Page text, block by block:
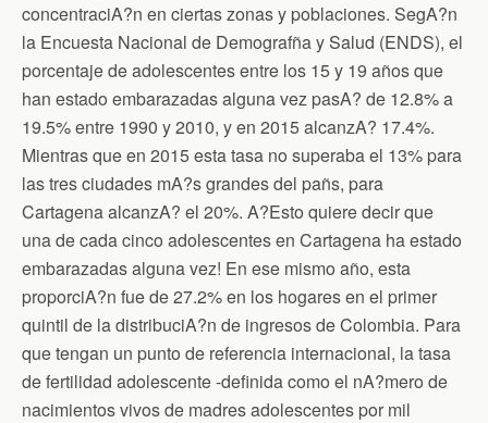
concentraciA?n en ciertas zonas y poblaciones. SegA?n
la Encuesta Nacional de Demografña y Salud (ENDS), el
porcentaje de adolescentes entre los 15 y 19 años que
han estado embarazadas alguna vez pasA? de 12.8% a
19.5% entre 1990 y 2010, y en 2015 alcanzA? 17.4%.
Mientras que en 2015 esta tasa no superaba el 13% para
las tres ciudades mA?s grandes del pañs, para
Cartagena alcanzA? el 20%. A?Esto quiere decir que
una de cada cinco adolescentes en Cartagena ha estado
embarazadas alguna vez! En ese mismo año, esta
proporciA?n fue de 27.2% en los hogares en el primer
quintil de la distribuciA?n de ingresos de Colombia. Para
que tengan un punto de referencia internacional, la tasa
de fertilidad adolescente -definida como el nA?mero de
nacimientos vivos de madres adolescentes por mil